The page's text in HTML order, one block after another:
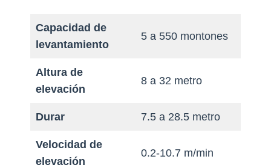
Capacidad de
levantamiento
5 a 550 montones
Altura de
elevación
8 a 32 metro
Durar 7.5 a 28.5 metro
Velocidad de
elevación
0.2-10.7 m/min